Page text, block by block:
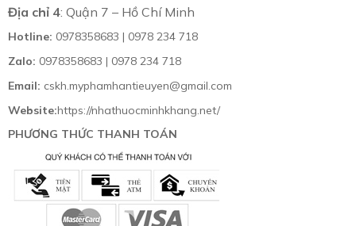
Địa chỉ 4: Quận 7 – Hồ Chí Minh
Hotline: 0978358683 | 0978 234 718
Zalo: 0978358683 | 0978 234 718
Email: cskh.myphamhantieuyen@gmail.com
Website:https://nhathuocminhkhang.net/
PHƯƠNG THỨC THANH TOÁN